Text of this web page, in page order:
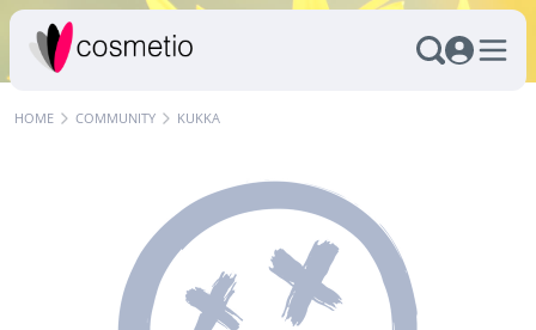
HOME COMMUNITY KUKKA